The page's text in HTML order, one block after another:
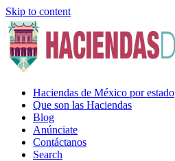
Skip to content
Haciendas de México por estado
Que son las Haciendas
Blog
Anúnciate
Contáctanos
Search